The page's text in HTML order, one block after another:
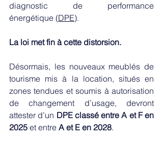
diagnostic de performance
énergétique (DPE).
La loi met fin à cette distorsion.
Désormais, les nouveaux meublés de
tourisme mis à la location, situés en
zones tendues et soumis à autorisation
de changement d’usage, devront
attester d’un DPE classé entre A et F en
2025 et entre A et E en 2028.